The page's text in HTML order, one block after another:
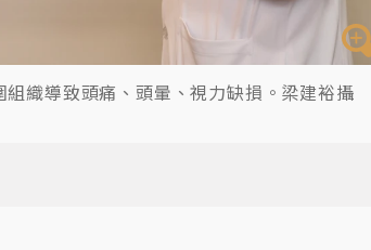
織導致頭痛、頭暈、視力缺損。梁建裕攝